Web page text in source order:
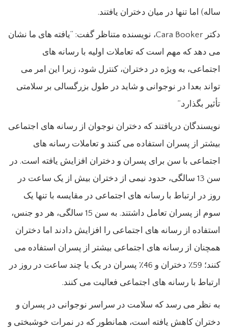
ساله) اما تنها در میان دختران یافتند.
دکتر Cara Booker، نویسنده متناظر گفت: “یافته های ما نشان
می دهد که مهم است که تعاملات اولیه با رسانه های
اجتماعی، به ویژه در دختران، کنترل شود، زیرا این امر می
تواند بعدا در نوجوانی و شاید در طول بزرگسالی بر سلامتی
تأثیر بگذارد.”
نویسندگان دریافتند که دختران نوجوان از رسانه های اجتماعی
بیشتر از پسران استفاده می کنند و تعاملات رسانه های
اجتماعی با سن برای پسران و دختران افزایش یافته است. در
سن 13 سالگی، حدود نیمی از دختران بیش از یک ساعت در
روز در ارتباط با رسانه های اجتماعی در مقایسه با تنها یک
سوم از پسران تعامل داشتند. به سن 15 سالگی، هر دو جنس،
استفاده از رسانه های اجتماعی را افزایش دادند اما دختران
همچنان از رسانه های اجتماعی بیشتر از پسران استفاده می
کنند؛ 59٪ دختران و 46٪ پسران در یک یا چند ساعت در روز در
ارتباط با رسانه های اجتماعی فعالیت می کنند.
به نظر می رسد که سلامت در سراسر نوجوانی در پسران و
دختران کاهش یافته است، همانطور که در نمرات خوشبختی و